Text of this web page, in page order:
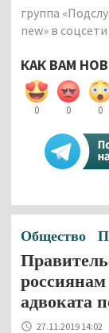
группа
new» в
КАК ВАМ
0 0 0
Общество
россиянам
адвоката
27.11.2019 14:02